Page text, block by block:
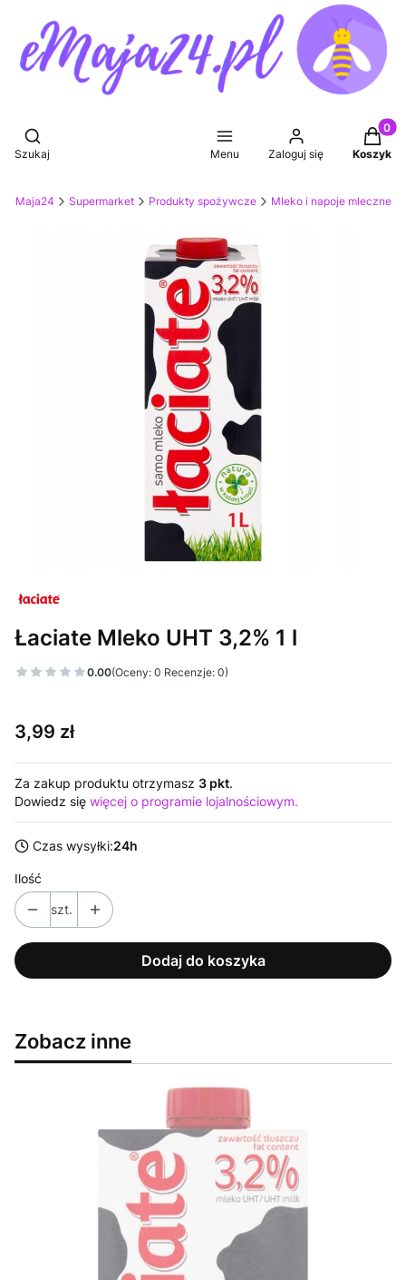
Otwórz wyszukiwarkę
Szukaj Menu Zaloguj się Koszyk
eMaja24 Supermarket Produkty spożywcze Mleko i napoje mleczne
Łaciate Mleko UHT 3,2% 1 l
0.00(Oceny: 0 Recenzje: 0)
Cena
3,99 zł
Za zakup produktu otrzymasz 3 pkt.
Dowiedz się więcej o programie lojalnościowym.
Czas wysyłki:24h
Ilość
szt.
Dodaj do koszyka
Zobacz inne